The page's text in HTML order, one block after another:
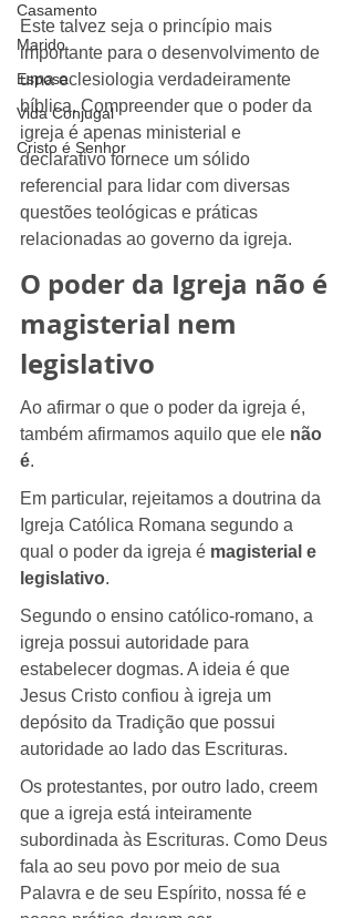
Casamento
Marido
Esposa
Vida Conjugal
Cristo é Senhor
Este talvez seja o princípio mais
importante para o desenvolvimento de
uma eclesiologia verdadeiramente
bíblica. Compreender que o poder da
igreja é apenas ministerial e
declarativo fornece um sólido
referencial para lidar com diversas
questões teológicas e práticas
relacionadas ao governo da igreja.
O poder da Igreja não é
magisterial nem
legislativo
Ao afirmar o que o poder da igreja é,
também afirmamos aquilo que ele não
é.
Em particular, rejeitamos a doutrina da
Igreja Católica Romana segundo a
qual o poder da igreja é magisterial e
legislativo.
Segundo o ensino católico-romano, a
igreja possui autoridade para
estabelecer dogmas. A ideia é que
Jesus Cristo confiou à igreja um
depósito da Tradição que possui
autoridade ao lado das Escrituras.
Os protestantes, por outro lado, creem
que a igreja está inteiramente
subordinada às Escrituras. Como Deus
fala ao seu povo por meio de sua
Palavra e de seu Espírito, nossa fé e